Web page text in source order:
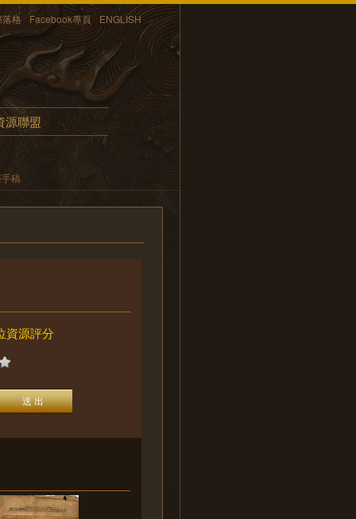
格 Facebook專頁 ENGLISH
源聯盟
稿
資源評分